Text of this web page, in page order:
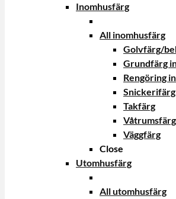
Inomhusfärg
All inomhusfärg
Golvfärg/
Grundfärg
Rengöring
Snickerifärg
Takfärg
Våtrumsfärg
Väggfärg
Close
Utomhusfärg
All utomhusfärg